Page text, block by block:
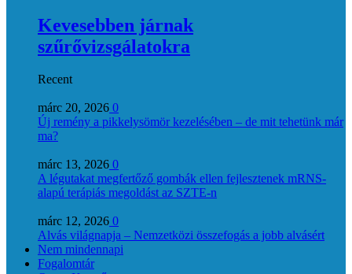
Kevesebben járnak
szűrővizsgálatokra
Recent
márc 20, 2026 0
Új remény a pikkelysömör kezelésében – de mit tehetünk már
ma?
márc 13, 2026 0
A légutakat megfertőző gombák ellen fejlesztenek mRNS-
alapú terápiás megoldást az SZTE-n
márc 12, 2026 0
Alvás világnapja – Nemzetközi összefogás a jobb alvásért
Nem mindennapi
Fogalomtár